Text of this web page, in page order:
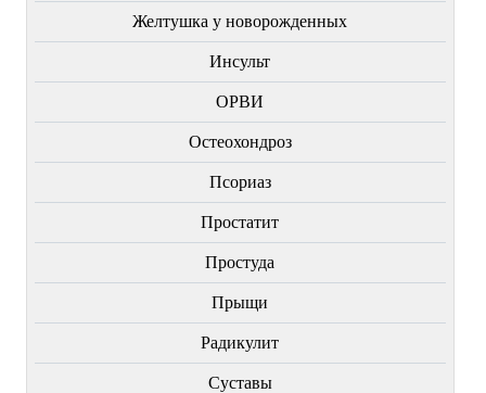
Желтушка у новорожденных
Инсульт
ОРВИ
Остеохондроз
Пcориаз
Простатит
Простуда
Прыщи
Радикулит
Суставы